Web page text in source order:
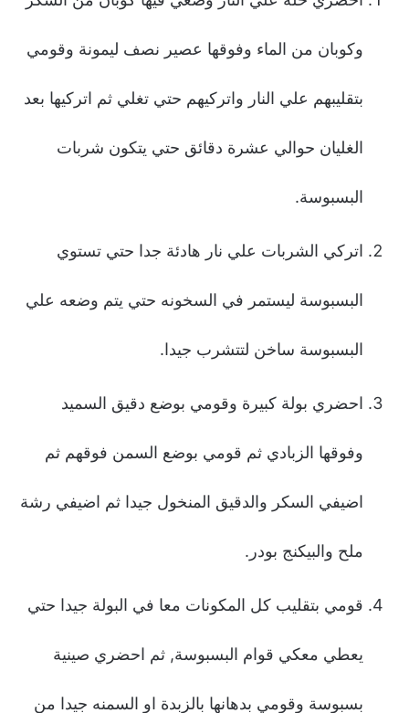
وكوبان من الماء وفوقها عصير نصف ليمونة وقومي
بتقليبهم علي النار واتركيهم حتي تغلي ثم اتركيها بعد
الغليان حوالي عشرة دقائق حتي يتكون شربات
البسبوسة.
اتركي الشربات علي نار هادئة جدا حتي تستوي
البسبوسة ليستمر في السخونه حتي يتم وضعه علي
البسبوسة ساخن لتتشرب جيدا.
احضري بولة كبيرة وقومي بوضع دقيق السميد
وفوقها الزبادي ثم قومي بوضع السمن فوقهم ثم
اضيفي السكر والدقيق المنخول جيدا ثم اضيفي رشة
ملح والبيكنج بودر.
قومي بتقليب كل المكونات معا في البولة جيدا حتي
يعطي معكي قوام البسبوسة, ثم احضري صينية
بسبوسة وقومي بدهانها بالزبدة او السمنه جيدا من